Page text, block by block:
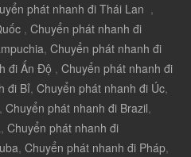
phát nhanh đi Thái Lan ,
, Chuyển phát nhanh đi
, Chuyển phát nhanh đi
đi Ấn Độ , Chuyển phát nhanh đi
đi Bỉ, Chuyển phát nhanh đi Úc,
, Chuyển phát nhanh đi Brazil,
, Chuyển phát nhanh đi
, Chuyển phát nhanh đi Pháp,